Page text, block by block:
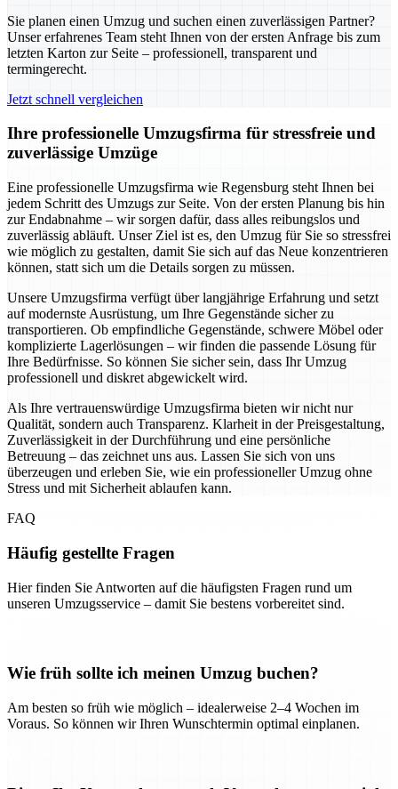
Sie planen einen Umzug und suchen einen zuverlässigen Partner?
Unser erfahrenes Team steht Ihnen von der ersten Anfrage bis zum
letzten Karton zur Seite – professionell, transparent und
termingerecht.
Jetzt schnell vergleichen
Ihre professionelle Umzugsfirma für stressfreie und
zuverlässige Umzüge
Eine professionelle Umzugsfirma wie Regensburg steht Ihnen bei
jedem Schritt des Umzugs zur Seite. Von der ersten Planung bis hin
zur Endabnahme – wir sorgen dafür, dass alles reibungslos und
zuverlässig abläuft. Unser Ziel ist es, den Umzug für Sie so stressfrei
wie möglich zu gestalten, damit Sie sich auf das Neue konzentrieren
können, statt sich um die Details sorgen zu müssen.
Unsere Umzugsfirma verfügt über langjährige Erfahrung und setzt
auf modernste Ausrüstung, um Ihre Gegenstände sicher zu
transportieren. Ob empfindliche Gegenstände, schwere Möbel oder
komplizierte Lagerlösungen – wir finden die passende Lösung für
Ihre Bedürfnisse. So können Sie sicher sein, dass Ihr Umzug
professionell und diskret abgewickelt wird.
Als Ihre vertrauenswürdige Umzugsfirma bieten wir nicht nur
Qualität, sondern auch Transparenz. Klarheit in der Preisgestaltung,
Zuverlässigkeit in der Durchführung und eine persönliche
Betreuung – das zeichnet uns aus. Lassen Sie sich von uns
überzeugen und erleben Sie, wie ein professioneller Umzug ohne
Stress und mit Sicherheit ablaufen kann.
FAQ
Häufig gestellte Fragen
Hier finden Sie Antworten auf die häufigsten Fragen rund um
unseren Umzugsservice – damit Sie bestens vorbereitet sind.
Wie früh sollte ich meinen Umzug buchen?
Am besten so früh wie möglich – idealerweise 2–4 Wochen im
Voraus. So können wir Ihren Wunschtermin optimal einplanen.